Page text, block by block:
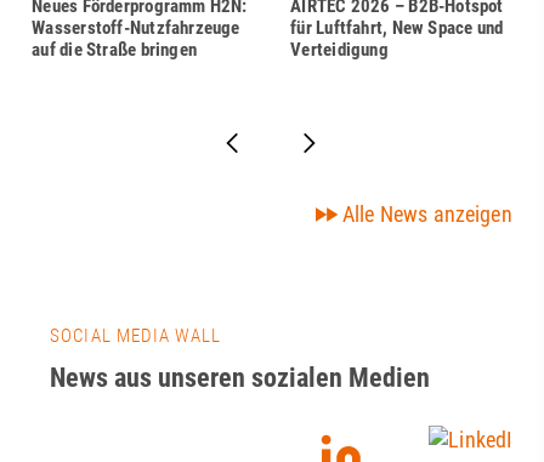
Neues Förderprogramm H2N:
Wasserstoff-Nutzfahrzeuge
auf die Straße bringen
AIRTEC 2026 – B2B-Hotspot
für Luftfahrt, New Space und
Verteidigung
Alle News anzeigen
SOCIAL MEDIA WALL
News aus unseren sozialen Medien